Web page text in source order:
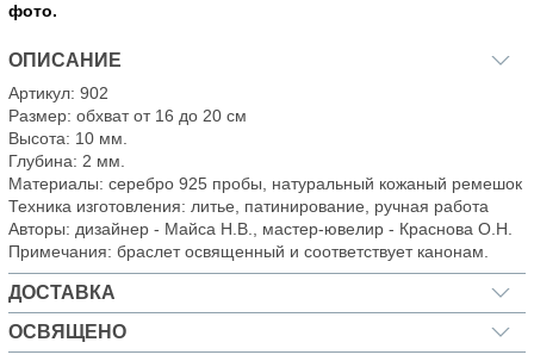
фото.
ОПИСАНИЕ
Артикул: 902
Размер: обхват от 16 до 20 см
Высота: 10 мм.
Глубина: 2 мм.
Материалы: серебро 925 пробы, натуральный кожаный ремешок
Техника изготовления: литье, патинирование, ручная работа
Авторы: дизайнер - Майса Н.В., мастер-ювелир - Краснова О.Н.
Примечания: браслет освященный и соответствует канонам.
ДОСТАВКА
ОСВЯЩЕНО